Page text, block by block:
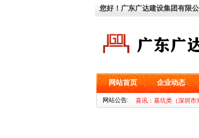
您好！广东广达建设集团有限公
网站首页 企业动态
网站公告:
喜讯：基坑类（深圳市
喜讯：鉴定类（松山湖